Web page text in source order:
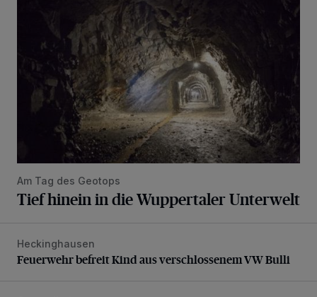
Am Tag des Geotops
Tief hinein in die Wuppertaler Unterwelt
Feuerwehr befreit Kind aus verschlossenem VW Bulli
Heckinghausen
Feuerwehr befreit Kind aus verschlossenem VW Bulli